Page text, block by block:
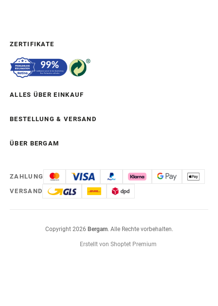
ZERTIFIKATE
ALLES ÜBER EINKAUF
BESTELLUNG & VERSAND
ÜBER BERGAM
ZAHLUNG
VERSAND
Erstellt von Shoptet Premium
Copyright 2026 Bergam. Alle Rechte vorbehalten.